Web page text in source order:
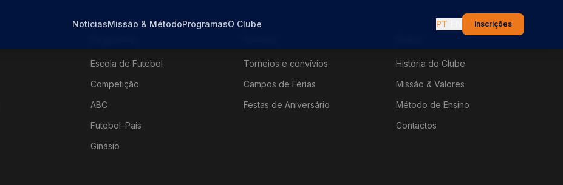
NotíciasMissão & MétodoProgramasO Clube PT Inscrições
Escola de Futebol
Competição
ABC
Futebol–Pais
Ginásio
Torneios e convívios
Campos de Férias
Festas de Aniversário
História do Clube
Missão & Valores
Método de Ensino
Contactos